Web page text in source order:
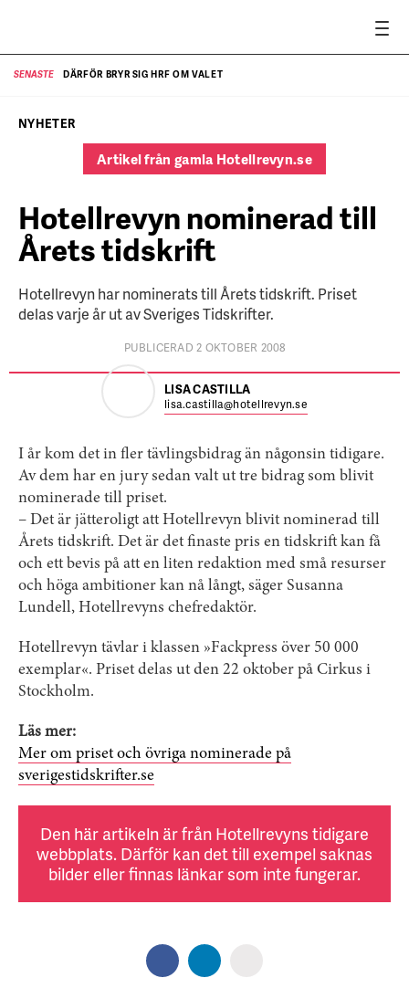
SENASTE DÄRFÖR BRYR SIG HRF OM VALET
NYHETER
Artikel från gamla Hotellrevyn.se
Hotellrevyn nominerad till
Årets tidskrift
Hotellrevyn har nominerats till Årets tidskrift. Priset
delas varje år ut av Sveriges Tidskrifter.
PUBLICERAD 2 OKTOBER 2008
LISA CASTILLA
lisa.castilla@hotellrevyn.se
I år kom det in fler tävlingsbidrag än någonsin tidigare.
Av dem har en jury sedan valt ut tre bidrag som blivit
nominerade till priset.
– Det är jätteroligt att Hotellrevyn blivit nominerad till
Årets tidskrift. Det är det finaste pris en tidskrift kan få
och ett bevis på att en liten redaktion med små resurser
och höga ambitioner kan nå långt, säger Susanna
Lundell, Hotellrevyns chefredaktör.
Hotellrevyn tävlar i klassen »Fackpress över 50 000
exemplar«. Priset delas ut den 22 oktober på Cirkus i
Stockholm.
Läs mer:
Mer om priset och övriga nominerade på
sverigestidskrifter.se
Den här artikeln är från Hotellrevyns tidigare
webbplats. Därför kan det till exempel saknas
bilder eller finnas länkar som inte fungerar.